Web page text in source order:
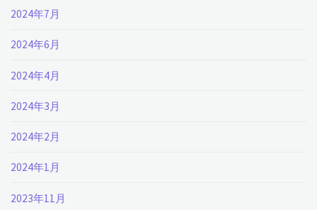
2024年7月
2024年6月
2024年4月
2024年3月
2024年2月
2024年1月
2023年11月